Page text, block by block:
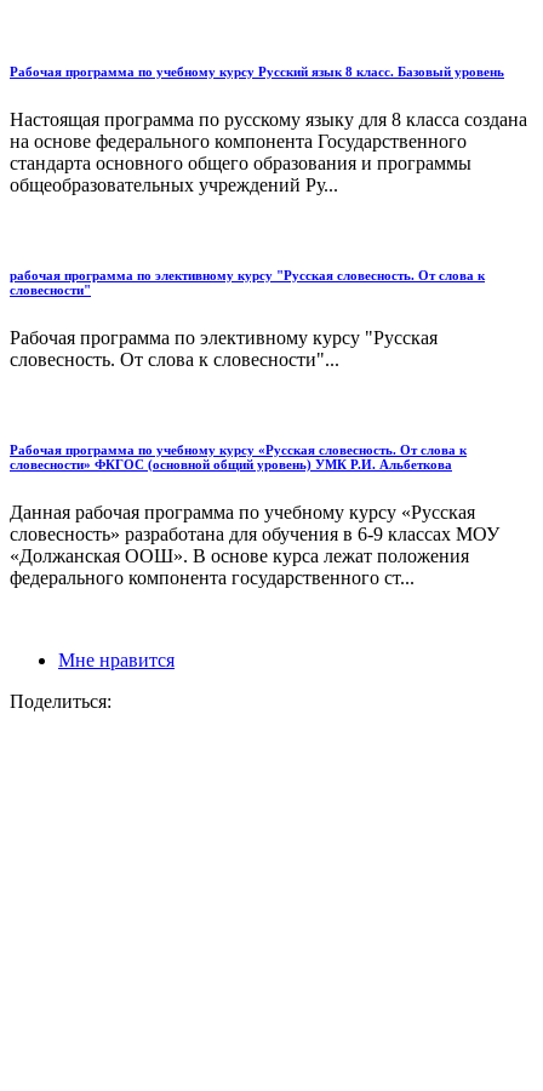
Рабочая программа по учебному курсу Русский язык 8 класс. Базовый уровень
Настоящая программа по русскому языку для 8 класса создана
на основе федерального компонента Государственного
стандарта основного общего образования и программы
общеобразовательных учреждений Ру...
рабочая программа по элективному курсу "Русская словесность. От слова к
словесности"
Рабочая программа по элективному курсу "Русская
словесность. От слова к словесности"...
Рабочая программа по учебному курсу «Русская словесность. От слова к
словесности» ФКГОС (основной общий уровень) УМК Р.И. Альбеткова
Данная рабочая программа по учебному курсу «Русская
словесность» разработана для обучения в 6-9 классах МОУ
«Должанская ООШ». В основе курса лежат положения
федерального компонента государственного ст...
Мне нравится
Поделиться: